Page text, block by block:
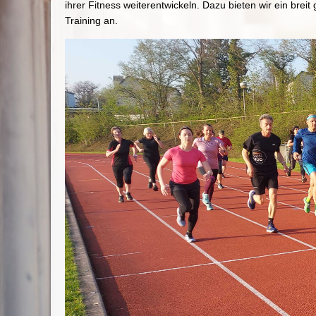
ihrer Fitness weiterentwickeln. Dazu bieten wir ein
Training an.